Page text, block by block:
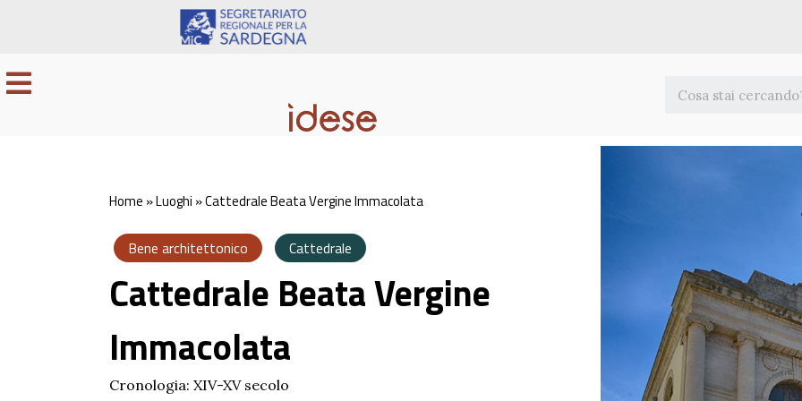
Home »Luoghi »Cattedrale Beata Vergine Immacolata
Bene architettonico Cattedrale
Cattedrale Beata Vergine
Immacolata
Cronologia: XIV-XV secolo